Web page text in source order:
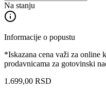
Na stanju
Informacije o popustu
*Iskazana cena važi za online
prodavnicama za gotovinski
1.699,00 RSD